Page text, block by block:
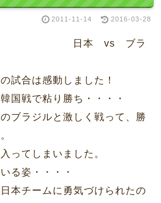
2011-11-14 2016-03-28
１１ 日本 vs ブラ
試合は感動しました！
国戦で粘り勝ち・・・・
ブラジルと激しく戦って、勝
ってしまいました。
る姿・・・・
本チームに勇気づけられたの